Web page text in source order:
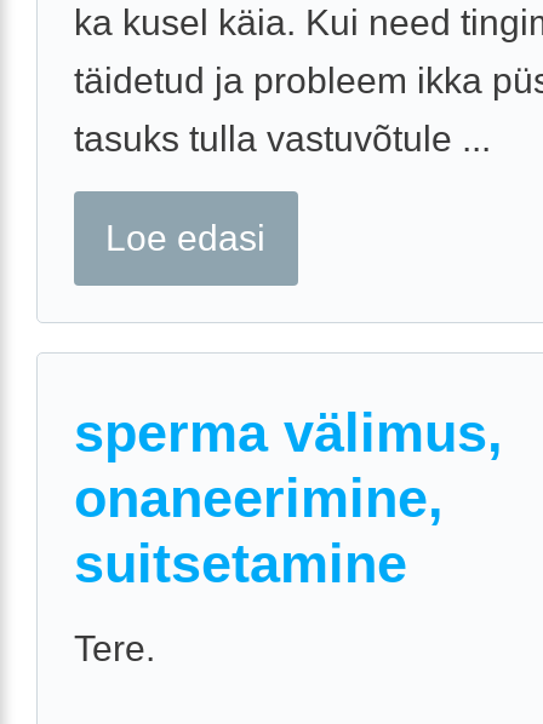
ka kusel käia. Kui need
täidetud ja probleem ikka
tasuks tulla vastuvõtule ...
Loe edasi
sperma välimus,
onaneerimine,
suitsetamine
Tere.